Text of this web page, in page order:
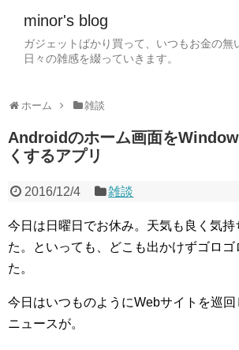
minor's blog
ガジェットばかり買って、いつもお金の無
日々の雑感を綴っていきます。
ホーム 雑談
Androidのホーム画面を
くするアプリ
2016/12/4 雑談
今日は日曜日でお休み。天気も良く気持
た。といっても、どこも出かけずゴロゴ
た。
今日はいつものようにWebサイトを巡
ニュースが。